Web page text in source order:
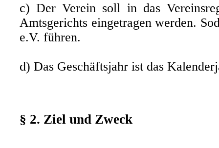
c) Der Verein soll in das
Amtsgerichts eingetragen werden.
e.V. führen.
d) Das Geschäftsjahr ist das
§ 2. Ziel und Zweck